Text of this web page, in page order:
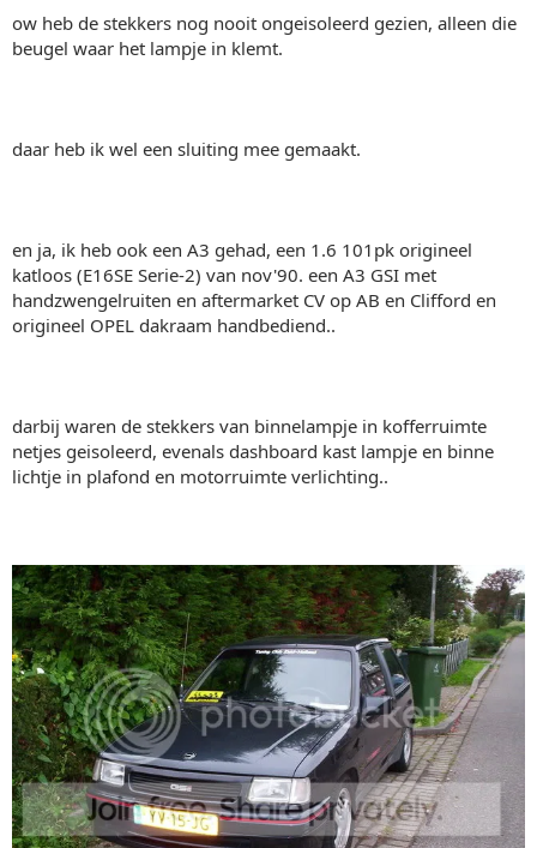
ow heb de stekkers nog nooit ongeisoleerd gezien, alleen die
beugel waar het lampje in klemt.
daar heb ik wel een sluiting mee gemaakt.
en ja, ik heb ook een A3 gehad, een 1.6 101pk origineel
katloos (E16SE Serie-2) van nov'90. een A3 GSI met
handzwengelruiten en aftermarket CV op AB en Clifford en
origineel OPEL dakraam handbediend..
darbij waren de stekkers van binnelampje in kofferruimte
netjes geisoleerd, evenals dashboard kast lampje en binne
lichtje in plafond en motorruimte verlichting..